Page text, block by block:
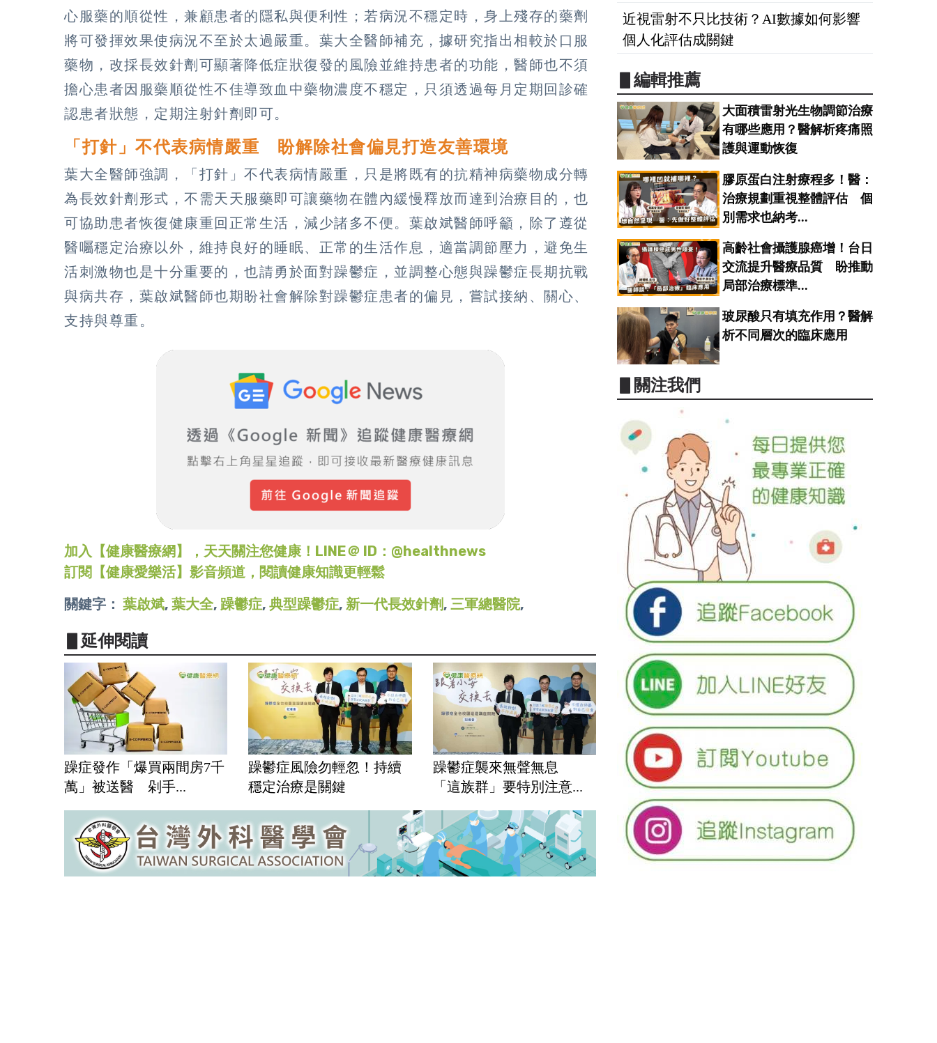
心服藥的順從性，兼顧患者的隱私與便利性；若病況不穩定時，身上殘存的藥劑
將可發揮效果使病況不至於太過嚴重。葉大全醫師補充，據研究指出相較於口服
藥物，改採長效針劑可顯著降低症狀復發的風險並維持患者的功能，醫師也不須
擔心患者因服藥順從性不佳導致血中藥物濃度不穩定，只須透過每月定期回診確
認患者狀態，定期注射針劑即可。
「打針」不代表病情嚴重 盼解除社會偏見打造友善環境
葉大全醫師強調，「打針」不代表病情嚴重，只是將既有的抗精神病藥物成分轉
為長效針劑形式，不需天天服藥即可讓藥物在體內緩慢釋放而達到治療目的，也
可協助患者恢復健康重回正常生活，減少諸多不便。葉啟斌醫師呼籲，除了遵從
醫囑穩定治療以外，維持良好的睡眠、正常的生活作息，適當調節壓力，避免生
活刺激物也是十分重要的，也請勇於面對躁鬱症，並調整心態與躁鬱症長期抗戰
與病共存，葉啟斌醫師也期盼社會解除對躁鬱症患者的偏見，嘗試接納、關心、
支持與尊重。
加入【健康醫療網】，天天關注您健康！LINE＠ ID：@healthnews
訂閱【健康愛樂活】影音頻道，閱讀健康知識更輕鬆
關鍵字： 葉啟斌, 葉大全, 躁鬱症, 典型躁鬱症, 新一代長效針劑, 三軍總醫院,
▋延伸閱讀
躁症發作「爆買兩間房7千
萬」被送醫 剁手...
躁鬱症風險勿輕忽！持續
穩定治療是關鍵
躁鬱症襲來無聲無息
「這族群」要特別注意...
近視雷射不只比技術？AI數據如何影響
個人化評估成關鍵
▋編輯推薦
大面積雷射光生物調節治療
有哪些應用？醫解析疼痛照
護與運動恢復
膠原蛋白注射療程多！醫：
治療規劃重視整體評估 個
別需求也納考...
高齡社會攝護腺癌增！台日
交流提升醫療品質 盼推動
局部治療標準...
玻尿酸只有填充作用？醫解
析不同層次的臨床應用
▋關注我們